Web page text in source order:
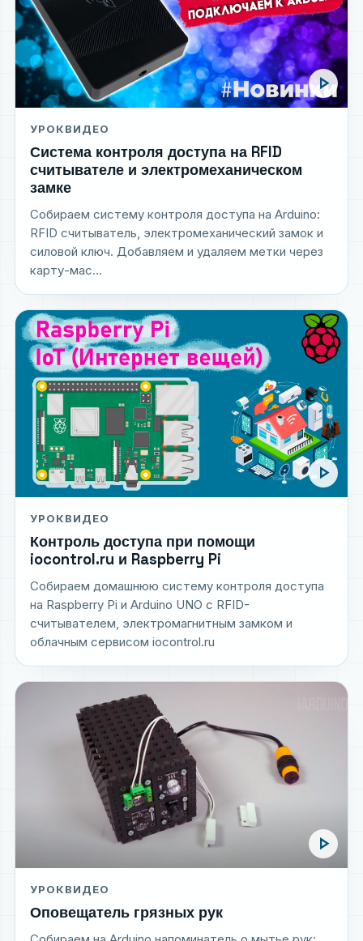
play_arrow
УРОКВИДЕО
Система контроля доступа на RFID
считывателе и электромеханическом
замке
Собираем систему контроля доступа на Arduino:
RFID считыватель, электромеханический замок и
силовой ключ. Добавляем и удаляем метки через
карту-мас...
play_arrow
УРОКВИДЕО
Контроль доступа при помощи
iocontrol.ru и Raspberry Pi
Собираем домашнюю систему контроля доступа
на Raspberry Pi и Arduino UNO с RFID-
считывателем, электромагнитным замком и
облачным сервисом iocontrol.ru
play_arrow
УРОКВИДЕО
Оповещатель грязных рук